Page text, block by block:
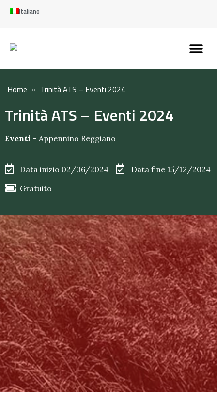
Italiano
Home » Trinità ATS – Eventi 2024
Trinità ATS – Eventi 2024
Eventi – Appennino Reggiano
Data inizio 02/06/2024
Data fine 15/12/2024
Gratuito